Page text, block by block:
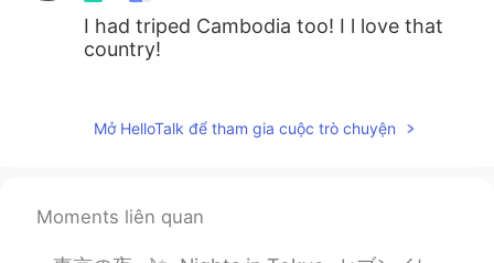
I had triped Cambodia too! I l love that
country!
JP EN
下にある1番目と2番目の写真は昨日の
Mở HelloTalk để tham gia cuộc trò chuyện
Moments liên quan